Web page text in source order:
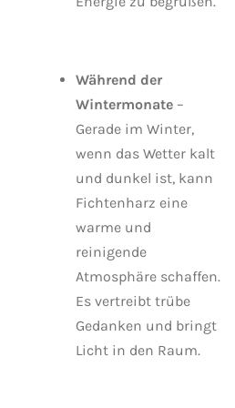
Während der
Wintermonate –
Gerade im Winter,
wenn das Wetter kalt
und dunkel ist, kann
Fichtenharz eine
warme und
reinigende
Atmosphäre schaffen.
Es vertreibt trübe
Gedanken und bringt
Licht in den Raum.